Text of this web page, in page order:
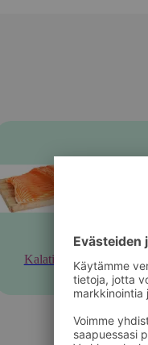
Kalatiski